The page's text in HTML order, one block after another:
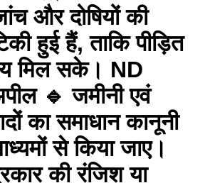
और दोषियों की
हुई हैं, ताकि पीड़ित
मिल सके। ND
🔹 जमीनी एवं
का समाधान कानूनी
से किया जाए।
की रंजिश या